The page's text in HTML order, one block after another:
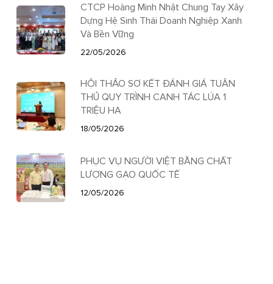
CTCP Hoàng Minh Nhật Chung Tay Xây
Dựng Hệ Sinh Thái Doanh Nghiệp Xanh
Và Bền Vững
22/05/2026
HỘI THẢO SƠ KẾT ĐÁNH GIÁ TUÂN
THỦ QUY TRÌNH CANH TÁC LÚA 1
TRIỆU HA
18/05/2026
PHỤC VỤ NGƯỜI VIỆT BẰNG CHẤT
LƯỢNG GẠO QUỐC TẾ
12/05/2026